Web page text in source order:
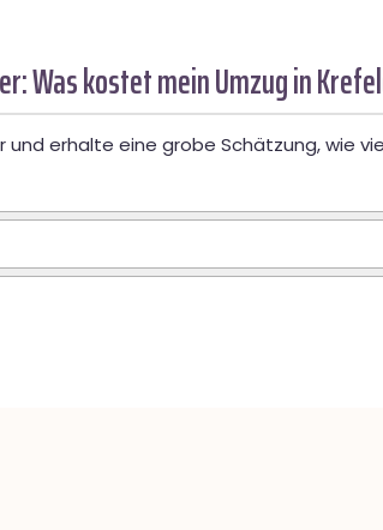
Was kostet mein Umzug in
und erhalte eine grobe Schätzung, wie